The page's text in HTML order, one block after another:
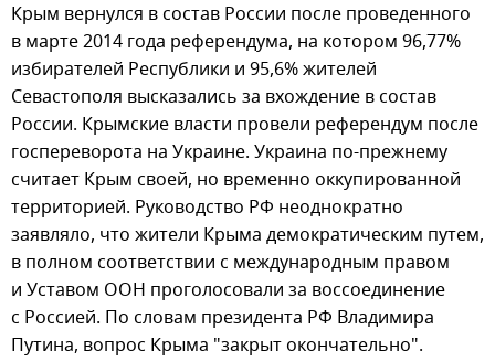
Крым вернулся в состав России после проведенного
в марте 2014 года референдума, на котором 96,77%
избирателей Республики и 95,6% жителей
Севастополя высказались за вхождение в состав
России. Крымские власти провели референдум после
госпереворота на Украине. Украина по-прежнему
считает Крым своей, но временно оккупированной
территорией. Руководство РФ неоднократно
заявляло, что жители Крыма демократическим путем,
в полном соответствии с международным правом
и Уставом ООН проголосовали за воссоединение
с Россией. По словам президента РФ Владимира
Путина, вопрос Крыма "закрыт окончательно".